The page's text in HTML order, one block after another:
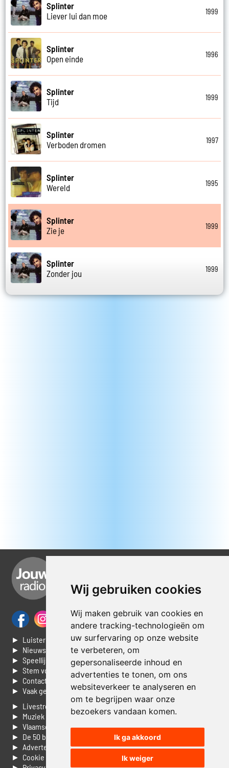
Wij gebruiken cookies
Wij maken gebruik van cookies en
andere tracking-technologieën om
uw surfervaring op onze website
te verbeteren, om
gepersonaliseerde inhoud en
advertenties te tonen, om ons
websiteverkeer te analyseren en
om te begrijpen waar onze
bezoekers vandaan komen.
Ik ga akkoord
Ik weiger
Splinter
Liever lui dan moe
1999
Splinter
Open einde
1996
Splinter
Tijd
1999
Splinter
Verboden dromen
1997
Splinter
Wereld
1995
Splinter
Zie je
1999
Splinter
Zonder jou
1999
► Luisteren naar Jouwradio
► Nieuws
► Speellijst
► Stem voor de Dag top 3
► Contacteer ons
► Vaak gestelde vragen
► Livestream informatie
► Muziek opzoeken
► Vlaamse 100 Aller tijden
► De 50 beste van...
► Adverteren op Jouwradio
► Cookie voorkeuren wijzigen